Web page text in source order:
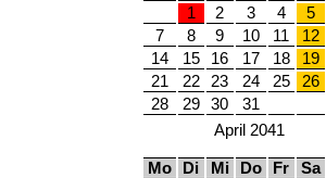
1
2 3 4 5
7
8 9 10 11 12
14
15 16 17 18 19
21
22 23 24 25 26
28
29 30 31
April 2041
Mo Di Mi Do Fr Sa